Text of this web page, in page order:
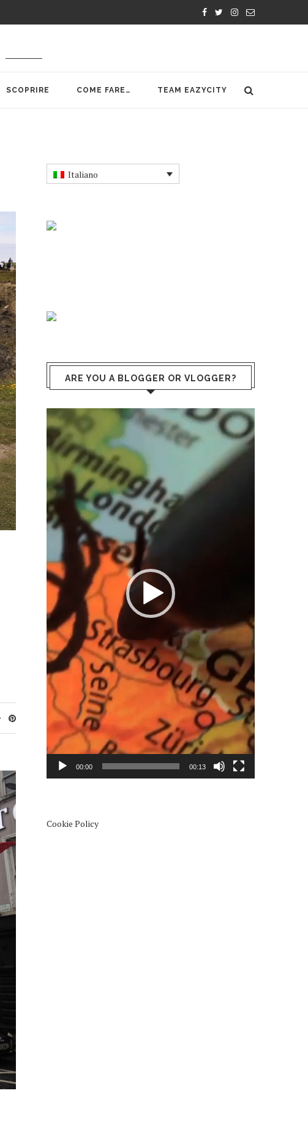
SCOPRIRE COME FARE… TEAM EAZYCITY
Italiano
ARE YOU A BLOGGER OR VLOGGER?
Video
Player
00:00 00:13
Cookie Policy